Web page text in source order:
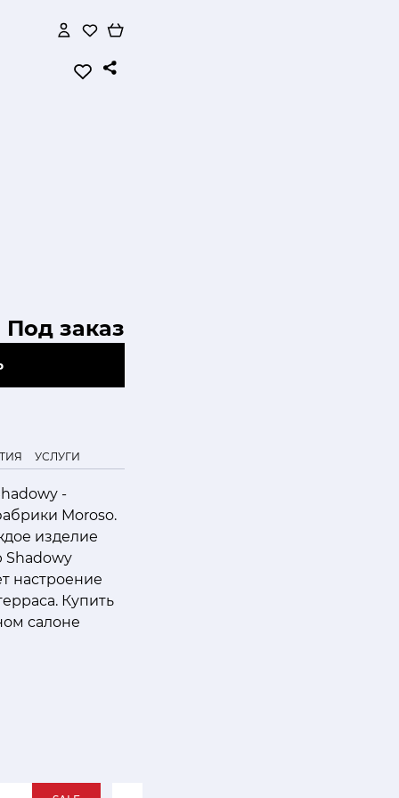
Под заказ
УСЛУГИ
-
Moroso.
изделие
настроение
Купить
салоне